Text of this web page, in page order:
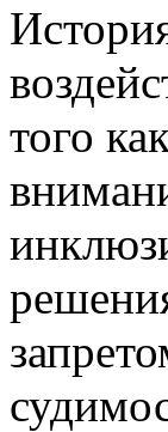
того